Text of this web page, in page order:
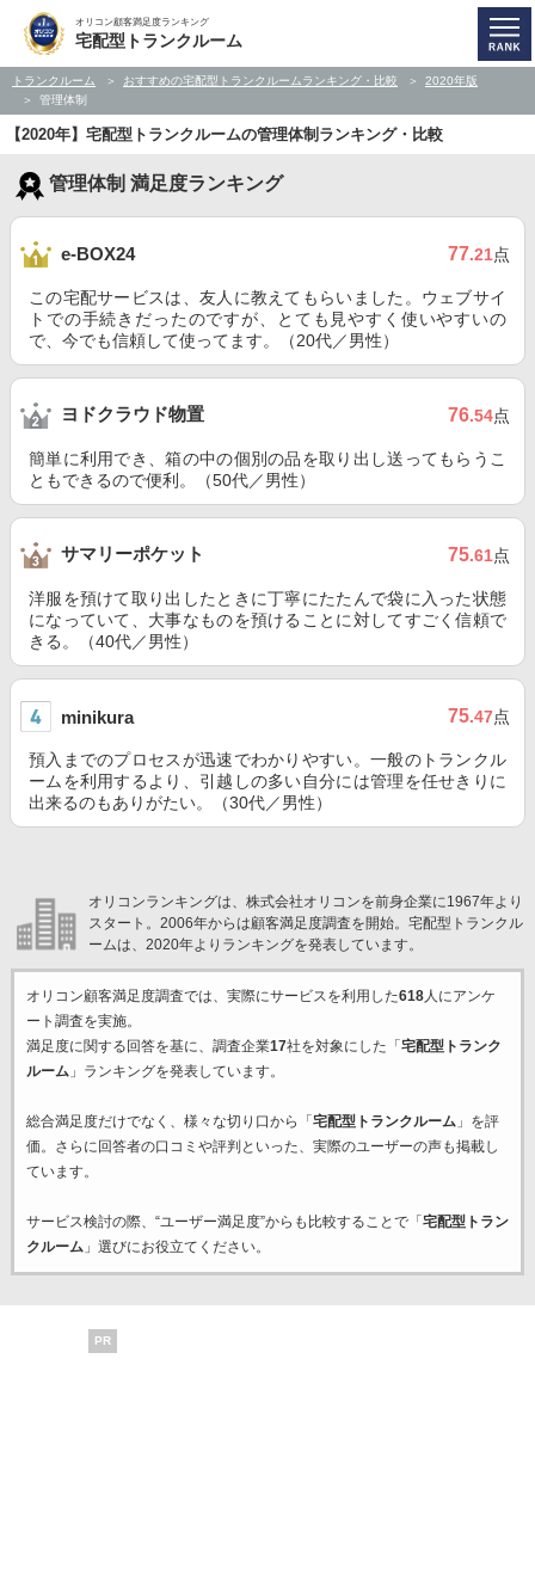
オリコン顧客満足度ランキング
宅配型トランクルーム
トランクルーム おすすめの宅配型トランクルームランキング・比較
2020年版
管理体制
【2020年】宅配型トランクルームの管理体制ランキング・比較
管理体制 満足度ランキング
e-BOX24 77.21点
この宅配サービスは、友人に教えてもらいました。ウェブサイ
トでの手続きだったのですが、とても見やすく使いやすいの
で、今でも信頼して使ってます。（20代／男性）
ヨドクラウド物置 76.54点
簡単に利用でき、箱の中の個別の品を取り出し送ってもらうこ
ともできるので便利。（50代／男性）
サマリーポケット 75.61点
洋服を預けて取り出したときに丁寧にたたんで袋に入った状態
になっていて、大事なものを預けることに対してすごく信頼で
きる。（40代／男性）
minikura 75.47点
預入までのプロセスが迅速でわかりやすい。一般のトランクル
ームを利用するより、引越しの多い自分には管理を任せきりに
出来るのもありがたい。（30代／男性）
オリコンランキングは、株式会社オリコンを前身企業に1967年より
スタート。2006年からは顧客満足度調査を開始。宅配型トランクル
ームは、2020年よりランキングを発表しています。
オリコン顧客満足度調査では、実際にサービスを利用した618人にアンケ
ート調査を実施。
満足度に関する回答を基に、調査企業17社を対象にした「 宅配型トランク
ルーム」ランキングを発表しています。
総合満足度だけでなく、様々な切り口から「 宅配型トランクルーム」を評
価。さらに回答者の口コミや評判といった、実際のユーザーの声も掲載し
ています。
サービス検討の際、“ユーザー満足度”からも比較することで「 宅配型トラン
クルーム」選びにお役立てください。
PR